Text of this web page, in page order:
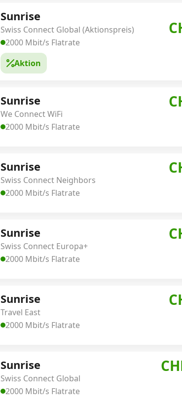
Sunrise
Swiss Connect Global (Aktionspreis)
2000 Mbit/s Flatrate
Aktion
Sunrise
We Connect WiFi
2000 Mbit/s Flatrate
Sunrise
Swiss Connect Neighbors
2000 Mbit/s Flatrate
Sunrise
Swiss Connect Europa+
2000 Mbit/s Flatrate
Sunrise
Travel East
2000 Mbit/s Flatrate
Sunrise
Swiss Connect Global
2000 Mbit/s Flatrate